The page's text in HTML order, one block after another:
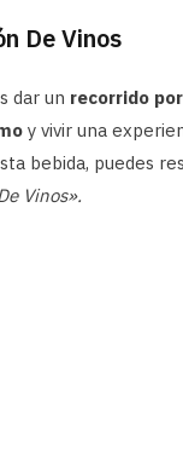
De Vinos
dar un recorrido
y vivir una
bebida, puedes
Vinos».